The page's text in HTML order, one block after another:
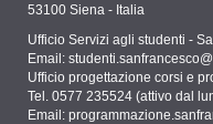
53100 Siena - Italia
Ufficio Servizi agli studenti -
Email:
Ufficio progettazione corsi e
Tel. 0577 235524 (attivo dal
Email: